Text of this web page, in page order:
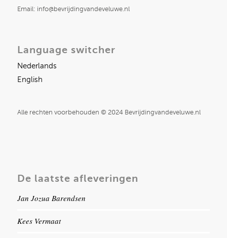
Email: info@bevrijdingvandeveluwe.nl
Language switcher
Nederlands
English
Alle rechten voorbehouden © 2024 Bevrijdingvandeveluwe.nl
De laatste afleveringen
Jan Jozua Barendsen
Kees Vermaat